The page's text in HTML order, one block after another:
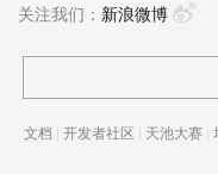
关注我们： 新浪微博
文档 | 开发者社区 | 天池大赛 |